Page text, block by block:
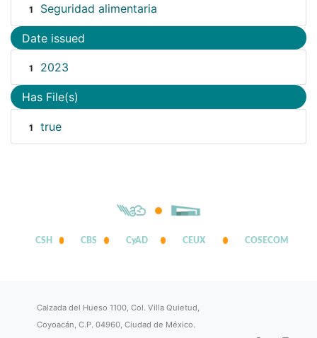
1 Seguridad alimentaria
Date issued
1 2023
Has File(s)
1 true
CSH CBS CyAD CEUX COSECOM
Calzada del Hueso 1100, Col. Villa Quietud,
Coyoacán, C.P. 04960, Ciudad de México.